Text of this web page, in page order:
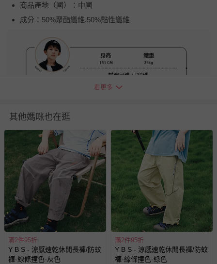
商品產地（國）：中國
成分：50%聚酯纖維,50%黏性纖維
＊本商品銷往多個國家，因應日本市場，宣傳素材為日文呈
現，敬請理解。如對此有所介意，建議謹慎下單。
退換貨須知
您所購買的商品享有7天的鑑賞期／猶豫期權益，但此期間
並非試用期，您所退回的商品必須是未經使用的全新狀態，
包含完整包裝、配件、說明文件及贈品等。
看更多
其他媽咪也在逛
滿2件95折
Y B S - 涼感速乾休閒長褲/防蚊
褲-線條撞色-灰色
滿2件95折
Y B S - 涼感速乾休閒長褲/防蚊
褲-線條撞色-綠色